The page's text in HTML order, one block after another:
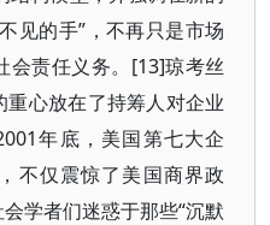
见的手”，不再只是市场
会责任义务。[13]琼考丝
心放在了持筹人对企业
年底，美国第七大企
不仅震惊了美国商界政
学者们迷惑于那些“沉默